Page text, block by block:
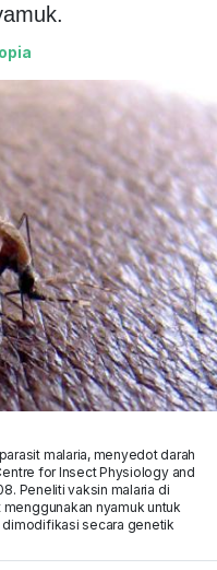
malaria, menyedot darah
for Insect Physiology and
Peneliti vaksin malaria di
nyamuk untuk
secara genetik